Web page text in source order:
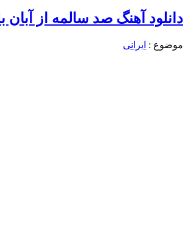
دانلود آهنگ صد سالمه از آبان
موضوع : ایرانی